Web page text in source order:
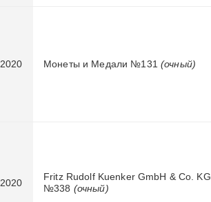
Монеты и Медали №131 (очный)
Fritz Rudolf Kuenker GmbH & Co. KG
№338 (очный)